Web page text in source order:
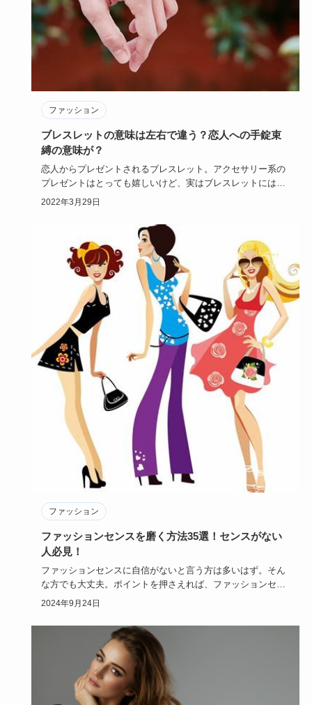
ファッション
ブレスレットの意味は左右で違う？恋人への手錠束
縛の意味が？
恋人からプレゼントされるブレスレット。アクセサリー系の
プレゼントはとっても嬉しいけど、実はブレスレットには恋
人の隠れた心理…
2022年3月29日
ファッション
ファッションセンスを磨く方法35選！センスがない
人必見！
ファッションセンスに自信がないと言う方は多いはず。そん
な方でも大丈夫。ポイントを押さえれば、ファッションセン
スはいくらでも…
2024年9月24日